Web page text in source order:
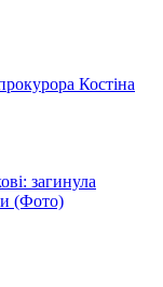
Костіна
загинула
(Фото)